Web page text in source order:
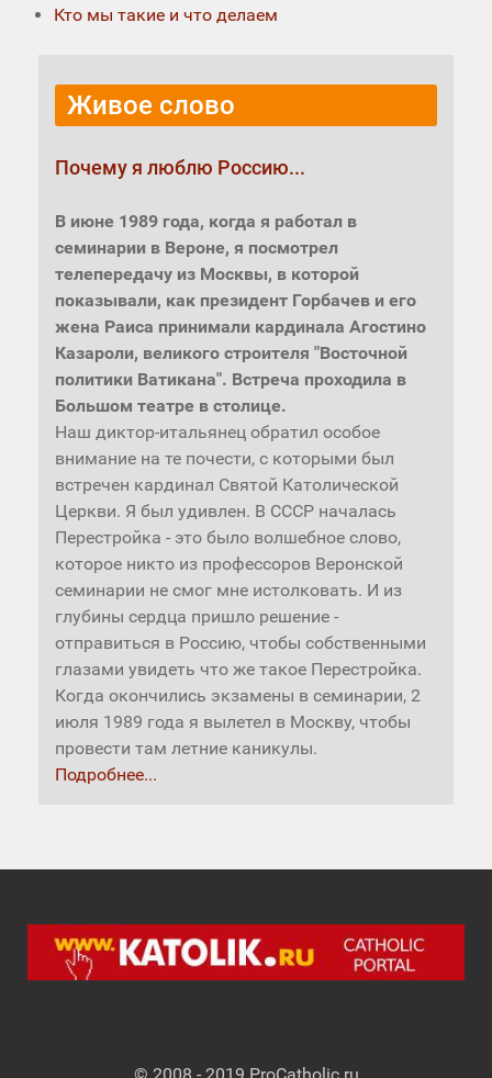
Кто мы такие и что делаем
Живое слово
Почему я люблю Россию...
В июне 1989 года, когда я работал в
семинарии в Вероне, я посмотрел
телепередачу из Москвы, в которой
показывали, как президент Горбачев и его
жена Раиса принимали кардинала Агостино
Казароли, великого строителя "Восточной
политики Ватикана". Встреча проходила в
Большом театре в столице.
Наш диктор-итальянец обратил особое
внимание на те почести, с которыми был
встречен кардинал Святой Католической
Церкви. Я был удивлен. В СССР началась
Перестройка - это было волшебное слово,
которое никто из профессоров Веронской
семинарии не смог мне истолковать. И из
глубины сердца пришло решение -
отправиться в Россию, чтобы собственными
глазами увидеть что же такое Перестройка.
Когда окончились экзамены в семинарии, 2
июля 1989 года я вылетел в Москву, чтобы
провести там летние каникулы.
Подробнее...